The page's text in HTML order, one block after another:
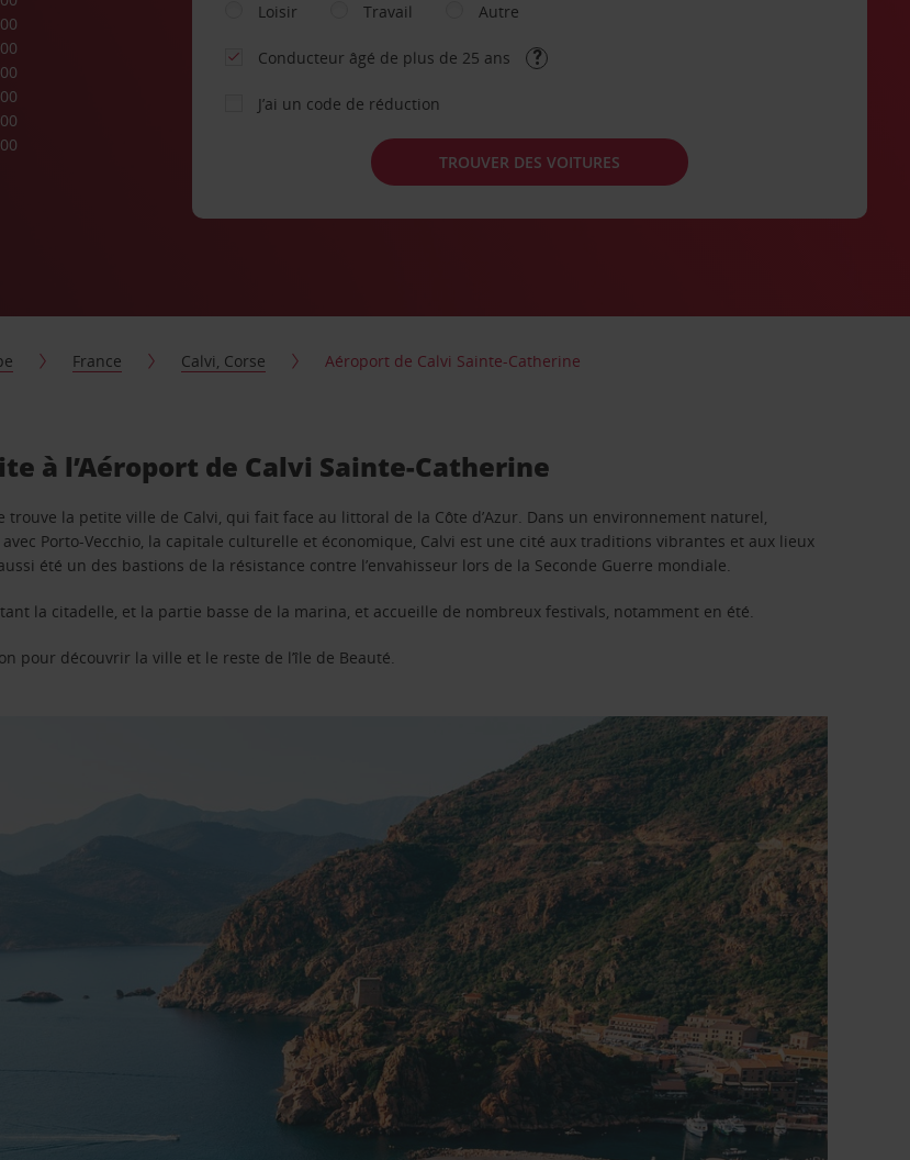
Loisir
Travail Autre
Conducteur âgé de plus de 25 ans
J’ai un code de réduction
TROUVER DES VOITURES
France Calvi, Corse Aéroport de Calvi Sainte-Catherine
à l’Aéroport de Calvi Sainte-Catherine
trouve la petite ville de Calvi, qui fait face au littoral de la Côte d’Azur. Dans un environnement naturel,
Porto-Vecchio, la capitale culturelle et économique, Calvi est une cité aux traditions vibrantes et aux lieux
été un des bastions de la résistance contre l’envahisseur lors de la Seconde Guerre mondiale.
la citadelle, et la partie basse de la marina, et accueille de nombreux festivals, notamment en été.
pour découvrir la ville et le reste de l’île de Beauté.